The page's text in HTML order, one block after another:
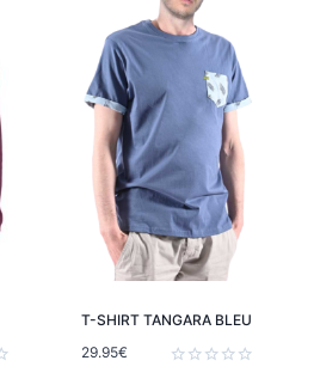
T-SHIRT TANGARA BLEU
29.95€